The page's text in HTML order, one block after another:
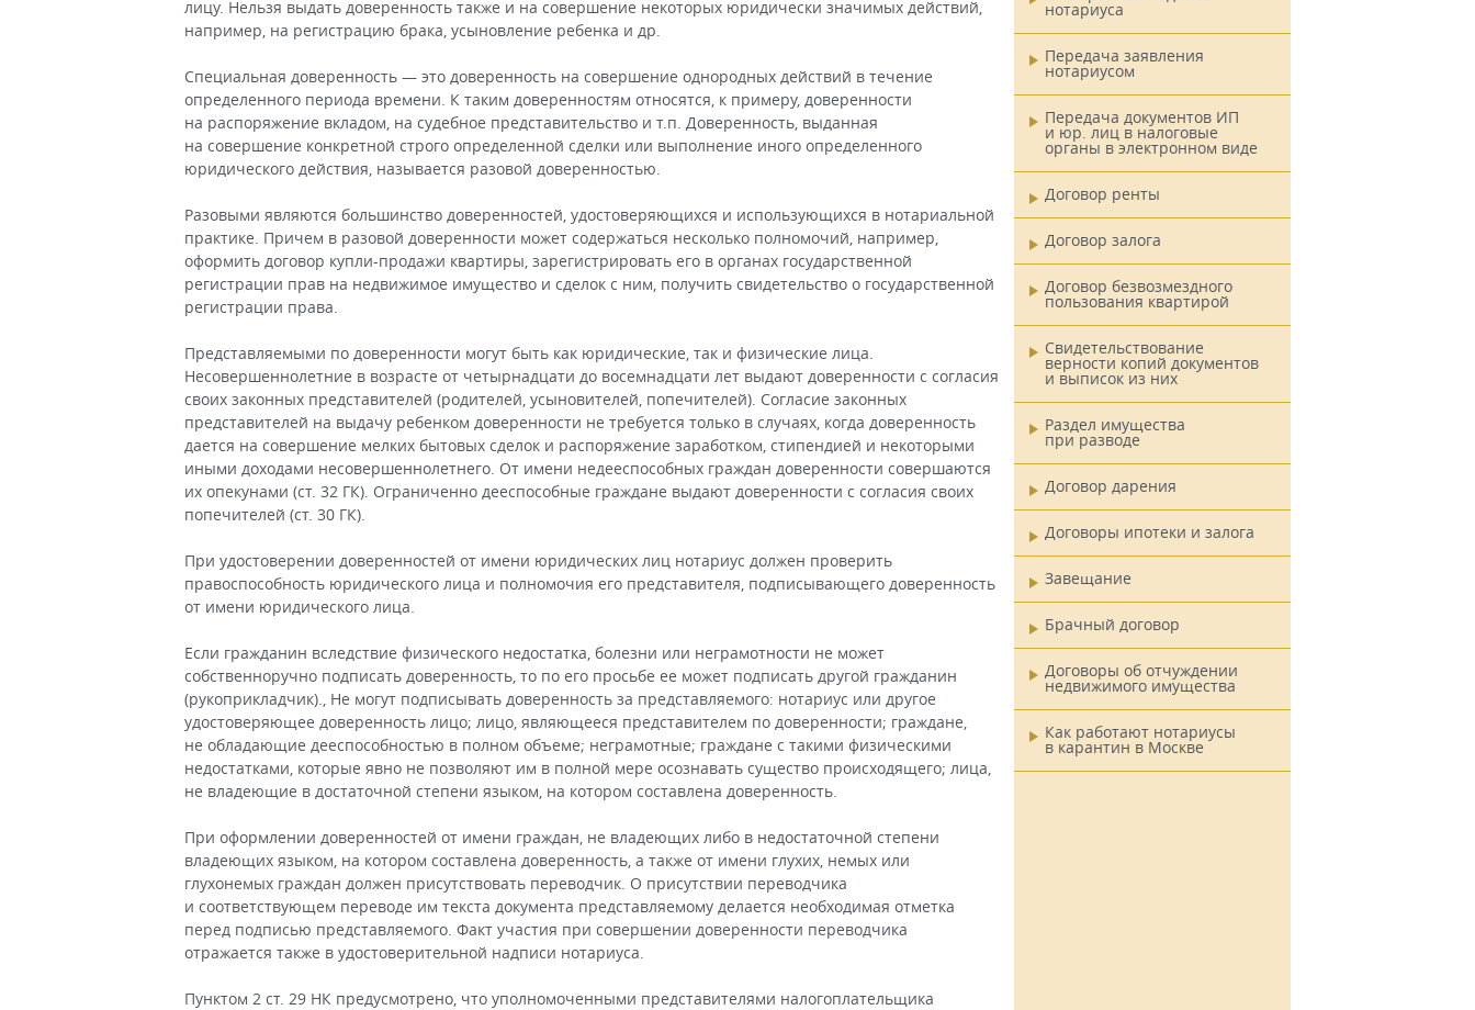
лицу. Нельзя выдать доверенность также и на совершение некоторых юридически значимых действий,
например, на регистрацию брака, усыновление ребенка и др.
Специальная доверенность — это доверенность на совершение однородных действий в течение
определенного периода времени. К таким доверенностям относятся, к примеру, доверенности
на распоряжение вкладом, на судебное представительство и т.п. Доверенность, выданная
на совершение конкретной строго определенной сделки или выполнение иного определенного
юридического действия, называется разовой доверенностью.
Разовыми являются большинство доверенностей, удостоверяющихся и использующихся в нотариальной
практике. Причем в разовой доверенности может содержаться несколько полномочий, например,
оформить договор купли-продажи квартиры, зарегистрировать его в органах государственной
регистрации прав на недвижимое имущество и сделок с ним, получить свидетельство о государственной
регистрации права.
Представляемыми по доверенности могут быть как юридические, так и физические лица.
Несовершеннолетние в возрасте от четырнадцати до восемнадцати лет выдают доверенности с согласия
своих законных представителей (родителей, усыновителей, попечителей). Согласие законных
представителей на выдачу ребенком доверенности не требуется только в случаях, когда доверенность
дается на совершение мелких бытовых сделок и распоряжение заработком, стипендией и некоторыми
иными доходами несовершеннолетнего. От имени недееспособных граждан доверенности совершаются
их опекунами (ст. 32 ГК). Ограниченно дееспособные граждане выдают доверенности с согласия своих
попечителей (ст. 30 ГК).
При удостоверении доверенностей от имени юридических лиц нотариус должен проверить
правоспособность юридического лица и полномочия его представителя, подписывающего доверенность
от имени юридического лица.
Если гражданин вследствие физического недостатка, болезни или неграмотности не может
собственноручно подписать доверенность, то по его просьбе ее может подписать другой гражданин
(рукоприкладчик)., Не могут подписывать доверенность за представляемого: нотариус или другое
удостоверяющее доверенность лицо; лицо, являющееся представителем по доверенности; граждане,
не обладающие дееспособностью в полном объеме; неграмотные; граждане с такими физическими
недостатками, которые явно не позволяют им в полной мере осознавать существо происходящего; лица,
не владеющие в достаточной степени языком, на котором составлена доверенность.
При оформлении доверенностей от имени граждан, не владеющих либо в недостаточной степени
владеющих языком, на котором составлена доверенность, а также от имени глухих, немых или
глухонемых граждан должен присутствовать переводчик. О присутствии переводчика
и соответствующем переводе им текста документа представляемому делается необходимая отметка
перед подписью представляемого. Факт участия при совершении доверенности переводчика
отражается также в удостоверительной надписи нотариуса.
Пунктом 2 ст. 29 НК предусмотрено, что уполномоченными представителями налогоплательщика
нотариуса
Передача заявления
нотариусом
Передача документов ИП
и юр. лиц в налоговые
органы в электронном виде
Договор ренты
Договор залога
Договор безвозмездного
пользования квартирой
Свидетельствование
верности копий документов
и выписок из них
Раздел имущества
при разводе
Договор дарения
Договоры ипотеки и залога
Завещание
Брачный договор
Договоры об отчуждении
недвижимого имущества
Как работают нотариусы
в карантин в Москве